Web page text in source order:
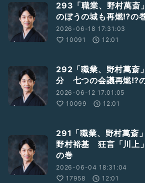
293「職業、野村萬斎
のぼうの城も再燃⁉︎の
2026-06-18 17:31:03
10091
12:01
292「職業、野村萬斎
分 七つの会議再燃⁉︎
2026-06-12 17:01:05
10099
12:01
291「職業、野村萬
野村裕基 狂言「川上
の巻
2026-06-04 18:31:04
17958
12:01